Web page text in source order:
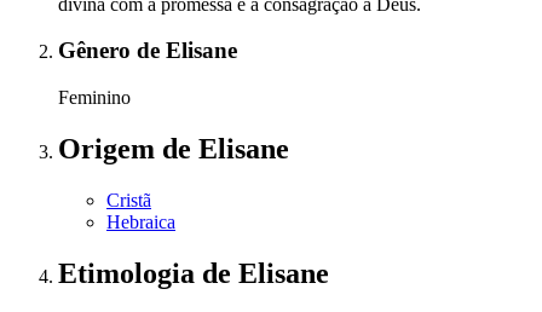
Gênero de Elisane
Feminino
Origem de Elisane
Cristã
Hebraica
Etimologia de Elisane